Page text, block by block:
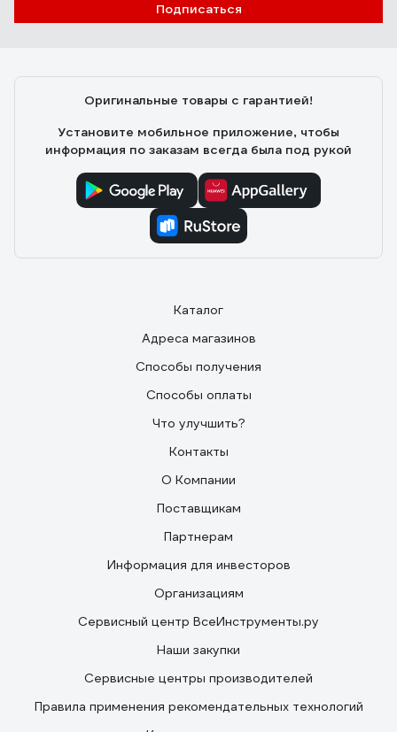
Подписаться
Оригинальные товары с гарантией!
Установите мобильное приложение, чтобы
информация по заказам всегда была под рукой
Каталог
Адреса магазинов
Способы получения
Способы оплаты
Что улучшить?
Контакты
О Компании
Поставщикам
Партнерам
Информация для инвесторов
Организациям
Сервисный центр ВсеИнструменты.ру
Наши закупки
Сервисные центры производителей
Правила применения рекомендательных технологий